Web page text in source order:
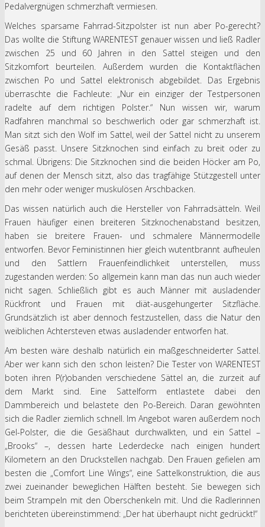
Pedalvergnügen schmerzhaft vermiesen.
Welches sparsame Fahrrad-Sitzpolster ist nun aber Po-gerecht?
Das wollte die Stiftung WARENTEST genauer wissen und ließ Radler
zwischen 25 und 60 Jahren in den Sattel steigen und den
Sitzkomfort beurteilen. Außerdem wurden die Kontaktflächen
zwischen Po und Sattel elektronisch abgebildet. Das Ergebnis
überraschte die Fachleute: „Nur ein einziger der Testpersonen
radelte auf dem richtigen Polster.“ Nun wissen wir, warum
Radfahren manchmal so beschwerlich oder gar schmerzhaft ist.
Man sitzt sich den Wolf im Sattel, weil der Sattel nicht zu unserem
Gesäß passt. Unsere Sitzknochen sind einfach zu breit oder zu
schmal. Übrigens: Die Sitzknochen sind die beiden Höcker am Po,
auf denen der Mensch sitzt, also das tragfähige Stützgestell unter
den mehr oder weniger muskulösen Arschbacken.
Das wissen natürlich auch die Hersteller von Fahrradsätteln. Weil
Frauen häufiger einen breiteren Sitzknochenabstand besitzen,
haben sie breitere Frauen- und schmalere Männermodelle
entworfen. Bevor Feministinnen hier gleich wutentbrannt aufheulen
und den Sattlern Frauenfeindlichkeit unterstellen, muss
zugestanden werden: So allgemein kann man das nun auch wieder
nicht sagen. Schließlich gibt es auch Männer mit ausladender
Rückfront und Frauen mit diät-ausgehungerter Sitzfläche.
Grundsätzlich ist aber dennoch festzustellen, dass die Natur den
weiblichen Achtersteven etwas ausladender entworfen hat.
Am besten wäre deshalb natürlich ein maßgeschneiderter Sattel.
Aber wer kann sich den schon leisten? Die Tester von WARENTEST
boten ihren P(r)obanden verschiedene Sättel an, die zurzeit auf
dem Markt sind. Eine Sattelform entlastete dabei den
Dammbereich und belastete den Po-Bereich. Daran gewöhnten
sich die Radler ziemlich schnell. Im Angebot waren außerdem noch
Gel-Polster, die die Gesäßhaut durchwalkten, und ein Sattel –
„Brooks“ –, dessen harte Lederdecke nach einigen hundert
Kilometern an den Druckstellen nachgab. Den Frauen gefielen am
besten die „Comfort Line Wings“, eine Sattelkonstruktion, die aus
zwei zueinander beweglichen Hälften besteht. Sie bewegen sich
beim Strampeln mit den Oberschenkeln mit. Und die Radlerinnen
berichteten übereinstimmend: „Der hat überhaupt nicht gedrückt!“